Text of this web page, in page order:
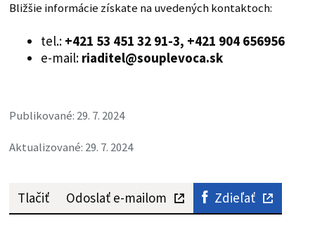
Bližšie informácie získate na uvedených kontaktoch:
tel.: +421 53 451 32 91-3, +421 904 656956
e-mail: riaditel@souplevoca.sk
Publikované: 29. 7. 2024
Aktualizované: 29. 7. 2024
Tlačiť Odoslať e-mailom Zdieľať